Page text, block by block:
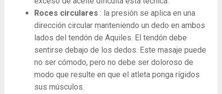
Roces circulares : la presión se aplica en una
dirección circular manteniendo un dedo en ambos
lados del tendón de Aquiles. El tendón debe
sentirse debajo de los dedos. Este masaje puede
no ser cómodo, pero no debe ser doloroso de
modo que resulte en que el atleta ponga rígidos
sus músculos.